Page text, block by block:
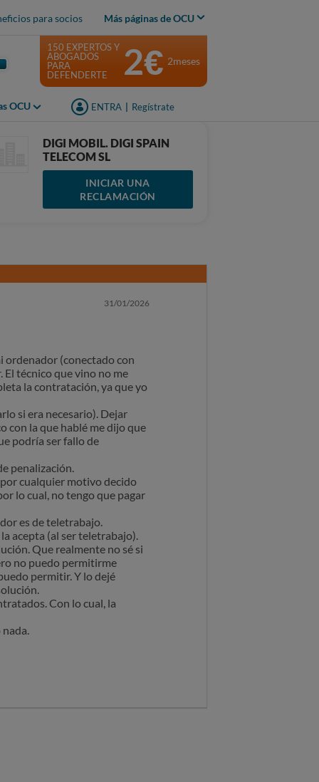
para socios Más páginas de OCU
OCU ENTRA Regístrate
150 EXPERTOS Y
ABOGADOS
PARA
DEFENDERTE
2€ 2meses
DIGI MOBIL. DIGI SPAIN
TELECOM SL
INICIAR UNA
RECLAMACIÓN
31/01/2026
ordenador (conectado con
técnico que vino no me
la contratación, ya que yo
si era necesario). Dejar
con la que hablé me dijo que
podría ser fallo de
penalización.
cualquier motivo decido
lo cual, no tengo que pagar
es de teletrabajo.
acepta (al ser teletrabajo).
Que realmente no sé si
no puedo permitirme
permitir. Y lo dejé
Con lo cual, la